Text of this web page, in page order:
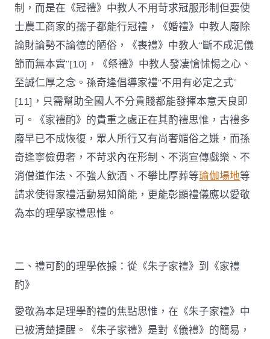
制，而是在《冠禮》中教人不用苛求冠服形制但要使
士農工商家的孺子都能行冠禮，《婚禮》中教人廢除
論財論勢不論德的陋俗，《喪禮》中教人“斷不成泥儀
節而無本實”[10]，《祭禮》中教人發凄愴怵惕之心、
至誠仁厚之念。孫奇逢倡導家禮“不用有必定之式”
[11]，只需幫助全國人不分貴賤都能發揮本意天良即
可。《家禮酌》的貴重之處正在其酌禮思惟，古禮多
廢早已不成恢復，眾人所行又有尚奢媚俗之嫌，而孫
奇逢寧儉毋奢，不苛求內在形制、不消宣傳戲樂、不
消僧道作法、不強人飲酒、不攀比厚葬等瑜伽場地等
請求使得家禮活動易知簡能，更能彰顯禮儀應以愛敬
為本的理學家禮思惟。
二、禮可酌的理學依據：從《朱子家禮》到《家禮
酌》
愛敬為本是理學酌禮的焦點思惟，在《朱子家禮》中
已被清楚提醒。《朱子家禮》是對《儀禮》的簡易，